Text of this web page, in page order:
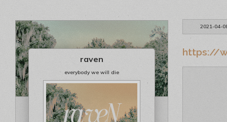
2021-04-
raven
everybody we will die
https://